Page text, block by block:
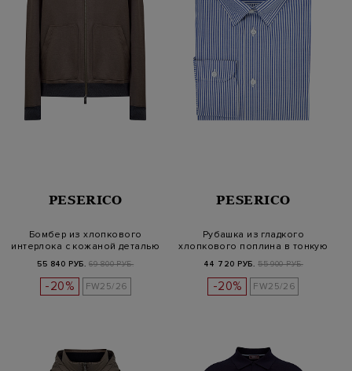
PESERICO
Бомбер из хлопкового
интерлока с кожаной деталью
55 840 РУБ. 69 800 РУБ.
-20% FW25/26
PESERICO
Рубашка из гладкого
хлопкового поплина в тонкую
44 720 РУБ. 55 900 РУБ.
-20% FW25/26